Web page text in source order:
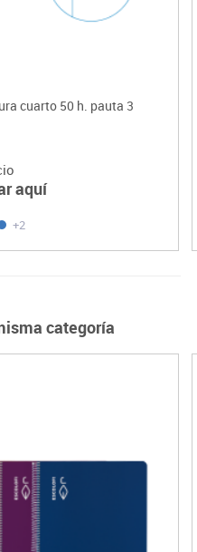
cuarto 50 h. pauta 3
aquí
+2
categoría